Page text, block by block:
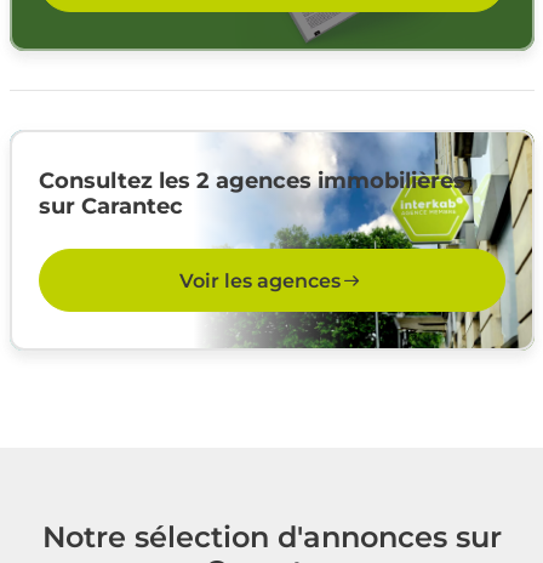
Consultez les 2 agences immobilières
sur Carantec
Voir les agences
Notre sélection d'annonces sur